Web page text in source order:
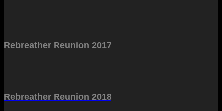
Rebreather Reunion 2017
Rebreather Reunion 2018